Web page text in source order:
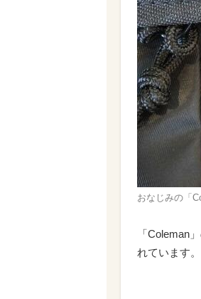
おなじみの「
「Coleman
れています。